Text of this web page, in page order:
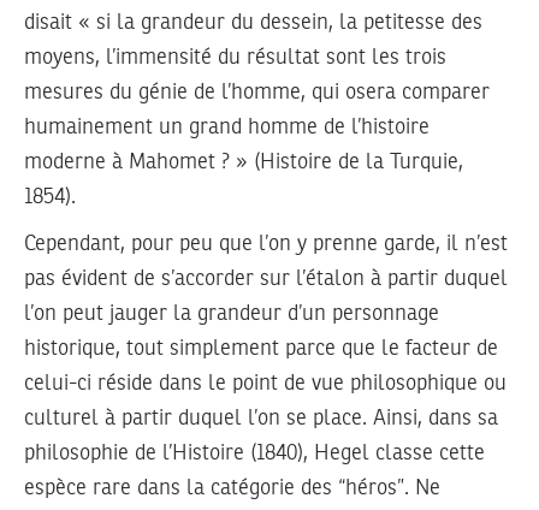
disait « si la grandeur du dessein, la petitesse des
moyens, l’immensité du résultat sont les trois
mesures du génie de l’homme, qui osera comparer
humainement un grand homme de l’histoire
moderne à Mahomet ? » (Histoire de la Turquie,
1854).
Cependant, pour peu que l’on y prenne garde, il n’est
pas évident de s’accorder sur l’étalon à partir duquel
l’on peut jauger la grandeur d’un personnage
historique, tout simplement parce que le facteur de
celui-ci réside dans le point de vue philosophique ou
culturel à partir duquel l’on se place. Ainsi, dans sa
philosophie de l’Histoire (1840), Hegel classe cette
espèce rare dans la catégorie des “héros”. Ne